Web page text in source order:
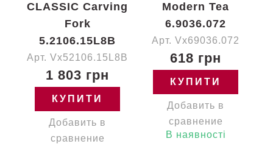
CLASSIC Carving
Fork
5.2106.15L8B
Арт. Vx52106.15L8B
1 803 грн
КУПИТИ
Добавить в
сравнение
Modern Tea
6.9036.072
Арт. Vx69036.072
618 грн
КУПИТИ
Добавить в
сравнение
В наявності